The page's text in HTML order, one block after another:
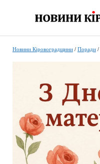
Новини Кіровоградщини/ Поради/